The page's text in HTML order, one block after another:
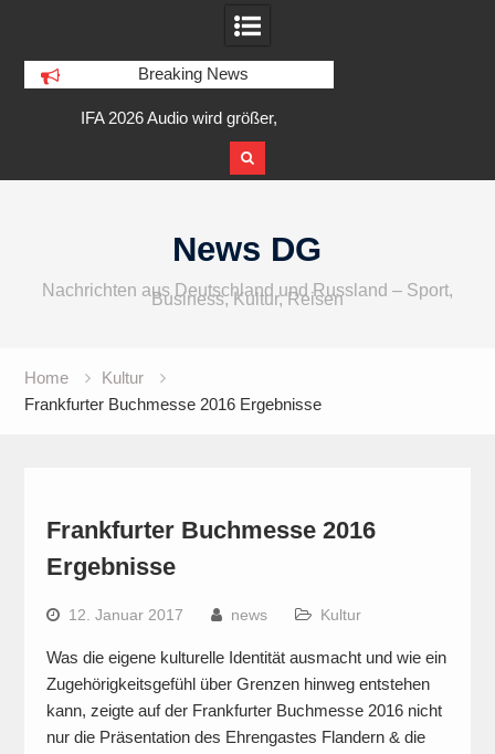
Breaking News
IFA 2026 Audio wird größer,
internationaler und vielfältiger
News DG
Nachrichten aus Deutschland und Russland – Sport,
Business, Kultur, Reisen
Home
Kultur
Frankfurter Buchmesse 2016 Ergebnisse
Frankfurter Buchmesse 2016
Ergebnisse
12. Januar 2017 news Kultur
Was die eigene kulturelle Identität ausmacht und wie ein
Zugehörigkeitsgefühl über Grenzen hinweg entstehen
kann, zeigte auf der Frankfurter Buchmesse 2016 nicht
nur die Präsentation des Ehrengastes Flandern & die